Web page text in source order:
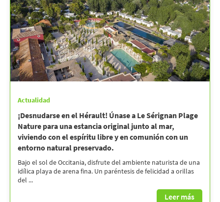
Actualidad
¡Desnudarse en el Hérault! Únase a Le Sérignan Plage
Nature para una estancia original junto al mar,
viviendo con el espíritu libre y en comunión con un
entorno natural preservado.
Bajo el sol de Occitania, disfrute del ambiente naturista de una
idílica playa de arena fina. Un paréntesis de felicidad a orillas
del ...
Leer más